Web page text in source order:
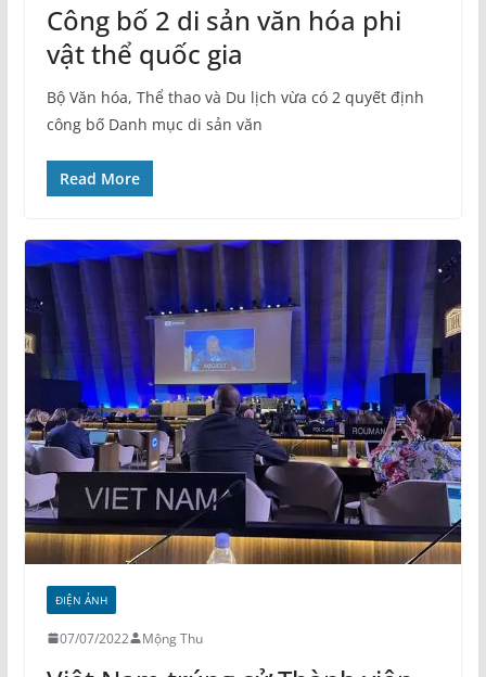
Công bố 2 di sản văn hóa phi
vật thể quốc gia
Bộ Văn hóa, Thể thao và Du lịch vừa có 2 quyết định
công bố Danh mục di sản văn
Read More
ĐIỆN ẢNH
07/07/2022 Mộng Thu